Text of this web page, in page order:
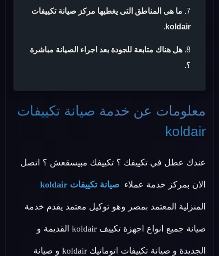
ما هى المناطق التى يغطيها مركز صيانة تكييفات
koldair
.
هل هناك متابعة للجودة بعد اجراء الصيانة مباشرة
؟.
معلومات عن خدمة صيانة تكييفات
koldair
عندك عطل في تكييفك ؟ تكييفك مبيسقعش ؟ اتصل
الان بمركز خدمة عملاء صيانة تكييفات koldair
المنزلية المعتمد بمصر وهو توكيل معتمد يقدم خدمة
صيانة جميع انواع اجهزة تكييف koldair القديمة و
الجديدة و صيانة تكييفات اتوماتيك koldair و صيانة